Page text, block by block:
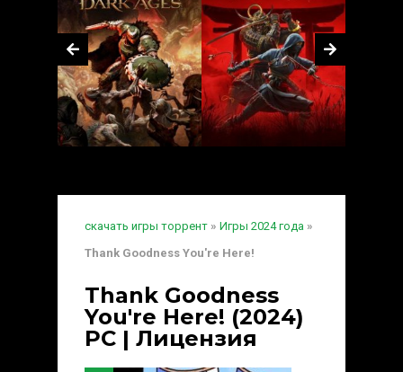
скачать игры торрент » Игры 2024 года »
Thank Goodness You're Here!
Thank Goodness
You're Here! (2024)
PC | Лицензия